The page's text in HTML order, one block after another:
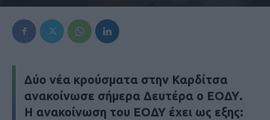
Δύο νέα κρούσματα στην Καρδίτσα
ανακοίνωσε σήμερα Δευτέρα ο ΕΟΔΥ.
Η ανακοίνωση του ΕΟΔΥ έχει ως εξης: